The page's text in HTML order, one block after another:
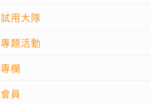
試用大隊
專題活動
專欄
會員